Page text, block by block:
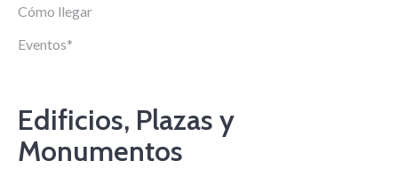
Cómo llegar
Eventos*
Edificios, Plazas y
Monumentos